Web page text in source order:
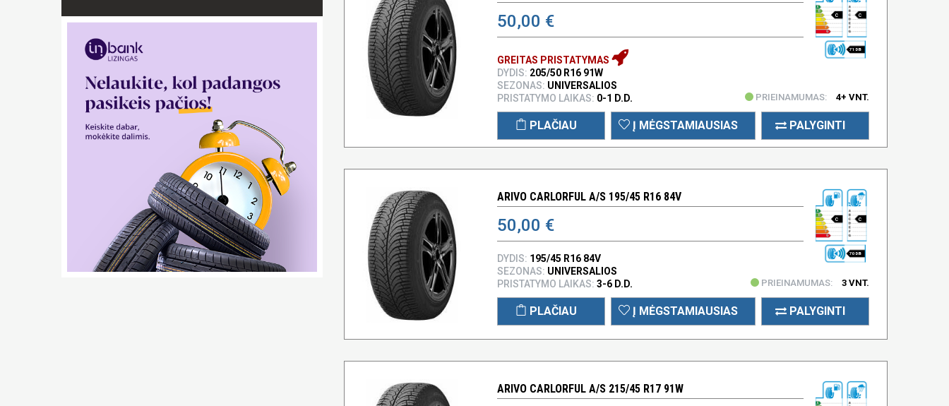
50,00 € C C
71 DB
GREITAS PRISTATYMAS
DYDIS: 205/50 R16 91W
SEZONAS: UNIVERSALIOS
PRISTATYMO LAIKAS: 0-1 D.D. PRIEINAMUMAS: 4+ VNT.
PLAČIAU Į MĖGSTAMIAUSIAS PALYGINTI
ARIVO CARLORFUL A/S 195/45 R16 84V
50,00 € C C
70 DB
DYDIS: 195/45 R16 84V
SEZONAS: UNIVERSALIOS
PRISTATYMO LAIKAS: 3-6 D.D. PRIEINAMUMAS: 3 VNT.
PLAČIAU Į MĖGSTAMIAUSIAS PALYGINTI
ARIVO CARLORFUL A/S 215/45 R17 91W